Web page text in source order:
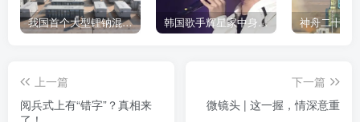
我国首个大型锂钠混合储能站投产，开启储能新时代 韩国歌手辉星家中身亡，终年43岁，警方调查死因
上一篇
阅兵式上有“错字”？真相来
下一篇
微镜头 | 这一握，情深意重